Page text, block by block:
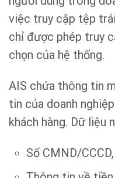
việc truy cập tệp
chỉ được phép truy
chọn của hệ thống.
AIS chứa thông tin
tin của doanh
khách hàng. Dữ liệu
Số CMND/